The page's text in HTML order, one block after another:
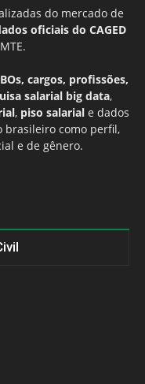
do mercado de
oficiais do CAGED
cargos, profissões,
salarial big data,
, piso salarial e dados
brasileiro como perfil,
e de gênero.